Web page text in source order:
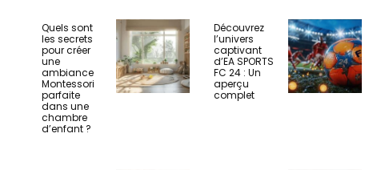
Quels sont
les secrets
pour créer
une
ambiance
Montessori
parfaite
dans une
chambre
d’enfant ?
Découvrez
l’univers
captivant
d’EA SPORTS
FC 24 : Un
aperçu
complet